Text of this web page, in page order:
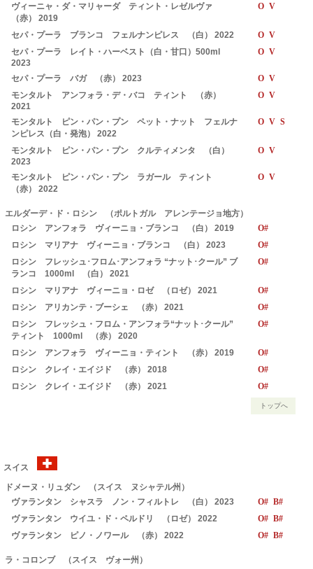
ヴィーニャ・ダ・マリャーダ ティント・レゼルヴァ
（赤） 2019
O V
セパ・プーラ ブランコ フェルナンピレス （白） 2022
O V
セパ・プーラ レイト・ハーベスト（白・甘口）500ml
2023
O V
セパ・プーラ バガ （赤） 2023
O V
モンタルト アンフォラ・デ・バコ ティント （赤）
2021
O V
モンタルト ピン・パン・プン ペット・ナット フェルナ
ンピレス（白・発泡） 2022
O V S
モンタルト ピン・パン・プン クルティメンタ （白）
2023
O V
モンタルト ピン・パン・プン ラガール ティント
（赤） 2022
O V
エルダーデ・ド・ロシン （ポルトガル アレンテージョ地方）
ロシン アンフォラ ヴィーニョ・ブランコ （白） 2019
O#
ロシン マリアナ ヴィーニョ・ブランコ （白） 2023
O#
ロシン フレッシュ･フロム･アンフォラ “ナット･クール” ブ
ランコ 1000ml （白） 2021
O#
ロシン マリアナ ヴィーニョ・ロゼ （ロゼ） 2021
O#
ロシン アリカンテ・ブーシェ （赤） 2021
O#
ロシン フレッシュ・フロム・アンフォラ“ナット･クール”
ティント 1000ml （赤） 2020
O#
ロシン アンフォラ ヴィーニョ・ティント （赤） 2019
O#
ロシン クレイ・エイジド （赤） 2018
O#
ロシン クレイ・エイジド （赤） 2021
O#
トップへ
スイス
ドメーヌ・リュダン （スイス ヌシャテル州）
ヴァランタン シャスラ ノン・フィルトレ （白） 2023
O# B#
ヴァランタン ウイユ・ド・ペルドリ （ロゼ） 2022
O# B#
ヴァランタン ピノ・ノワール （赤） 2022
O# B#
ラ・コロンブ （スイス ヴォー州）